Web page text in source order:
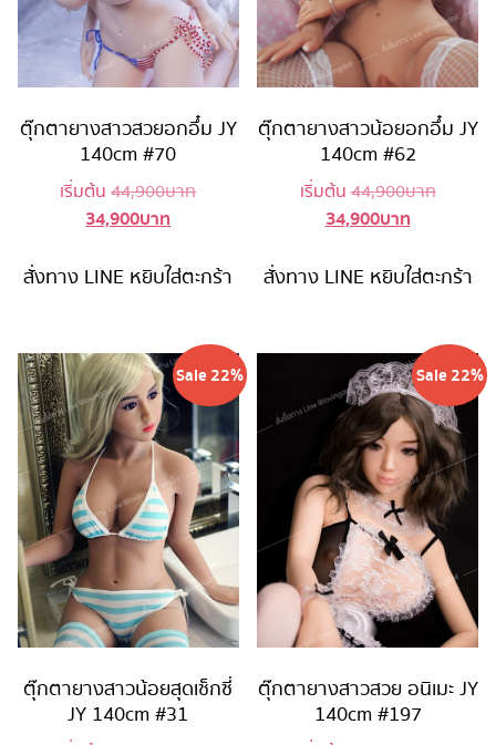
ตุ๊กตายางสาวสวยอกอึ๋ม JY
140cm #70
เริ่มต้น44,900บาทOriginal
44,900 บาท.
34,900บาท
is:
สั่งทาง LINE หยิบใส่ตะกร้า
ตุ๊กตายางสาวน้อยอกอึ๋ม JY
140cm #62
เริ่มต้น44,900บาทOriginal
44,900
34,900บาทCurrent
is:
สั่งทาง LINE หยิบใส่ตะกร้า
Sale 22%
ตุ๊กตายางสาวน้อยสุดเซ็กซี่
JY 140cm #31
Sale 22%
ตุ๊กตายางสาวสวย อนิเมะ JY
140cm #197